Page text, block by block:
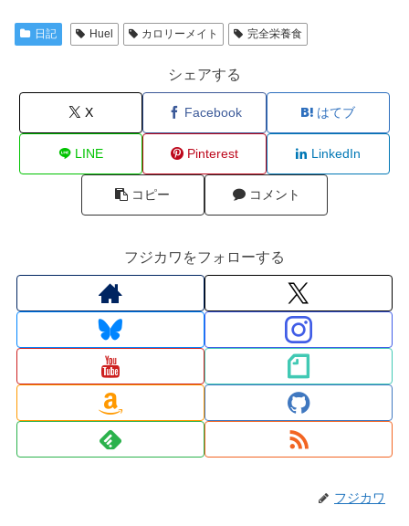
日記 Huel カロリーメイト 完全栄養食
シェアする
X Facebook はてブ
LINE Pinterest LinkedIn
コピー コメント
フジカワをフォローする
フジカワ